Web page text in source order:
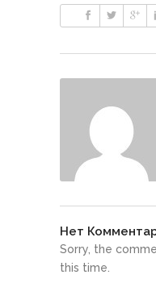
Нет
Sorry, the
this time.